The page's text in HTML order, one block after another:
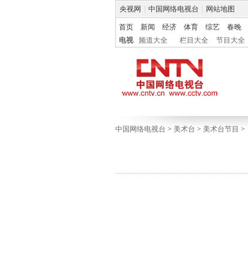
央视网 中国网络电视台 网站地图
首页 新闻 经济 体育 综艺 春晚
电视
频道大全 栏目大全 节目大全
中国网络电视台 > 美术台 > 美术台节目 >